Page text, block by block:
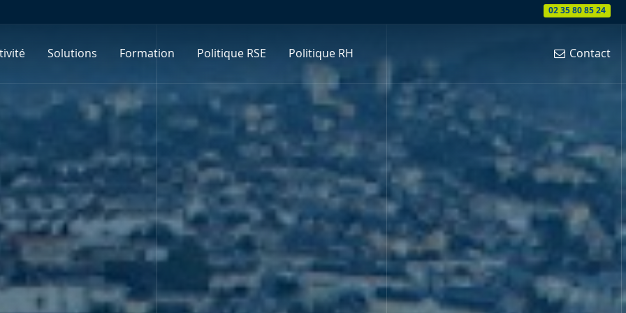
02 35 80 85 24
Solutions Formation Politique RSE Contact
Politique RH
02 35 80 85 24
Solutions Formation Politique RSE Contact
Politique RH